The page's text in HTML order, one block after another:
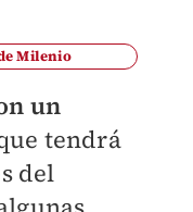
Milenio
un
tendrá
del